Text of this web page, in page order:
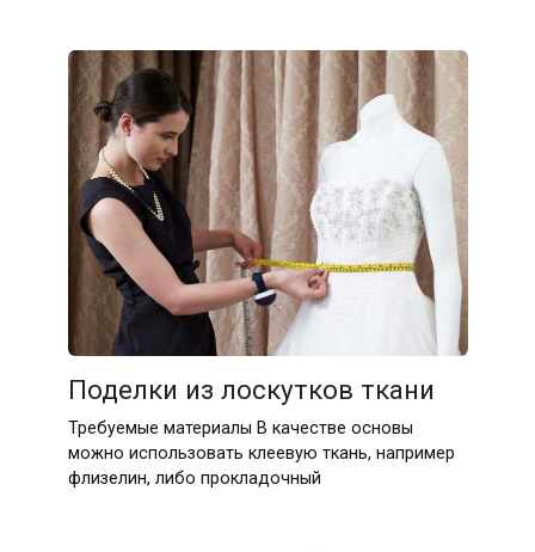
Поделки из лоскутков ткани
Требуемые материалы В качестве основы
можно использовать клеевую ткань, например
флизелин, либо прокладочный